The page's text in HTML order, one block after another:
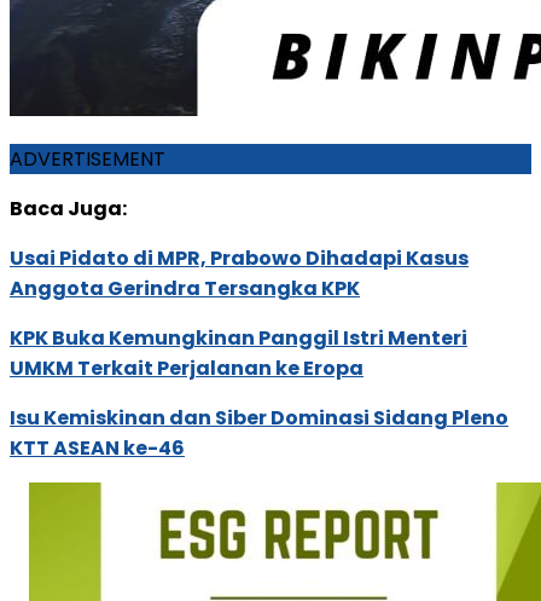
ADVERTISEMENT
Baca Juga:
Usai Pidato di MPR, Prabowo Dihadapi Kasus
Anggota Gerindra Tersangka KPK
KPK Buka Kemungkinan Panggil Istri Menteri
UMKM Terkait Perjalanan ke Eropa
Isu Kemiskinan dan Siber Dominasi Sidang Pleno
KTT ASEAN ke-46